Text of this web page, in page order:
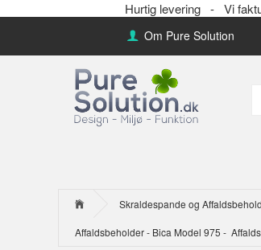
Hurtig levering - Vi
Om Pure Solution
Skraldespande og
Affaldsbeholder - Bica Model 975 -